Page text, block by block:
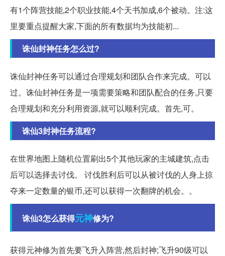
有1个阵营技能,2个职业技能,4个天书加成,6个被动。注:这
里要重点提醒大家,下面的所有数据均为技能初...
诛仙封神任务怎么过?
诛仙封神任务可以通过合理规划和团队合作来完成。可以
过。诛仙封神任务是一项需要策略和团队配合的任务,只要
合理规划和充分利用资源,就可以顺利完成。首先,可。
诛仙3封神任务流程?
在世界地图上随机位置刷出5个其他玩家的主城建筑,点击
后可以选择去讨伐。 讨伐胜利后可以从被讨伐的人身上掠
夺来一定数量的银币,还可以获得一次翻牌的机会。。
诛仙3怎么获得元神修为?
获得元神修为首先要飞升入阵营,然后封神;飞升90级可以